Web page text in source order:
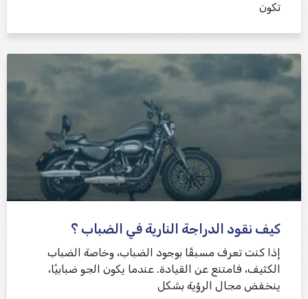
تكون
كيف نقود الدراجة النارية في الضباب ؟
إذا كنت تعرف مسبقًا بوجود الضباب، وخاصة الضباب
الكثيف، فامتنع عن القيادة. عندما يكون الجو ضبابيًا،
ينخفض ​​مجال الرؤية بشكل